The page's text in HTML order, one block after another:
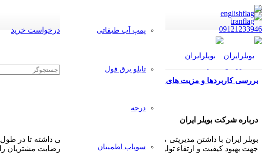
09121233946 پمپ آب طبقاتی
تابلو برق فول
درجه
سوپاپ اطمینان
درخواست خرید
بررسی کاربردها و مزیت های کارواش سیار
درباره شرکت بویلر ایران
بویلر ایران با داشتن مدیریتی مجرب و مشتری مدار همواره سعی داشته تا در
جهت بهبود کیفیت و ارتقاء تولیدات خود پذیرا بوده و بکار گیرد تا رضایت